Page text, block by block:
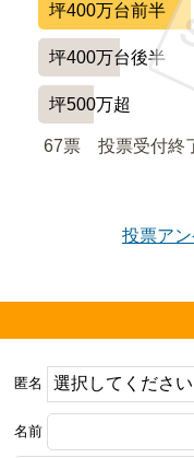
坪400万台前半
坪400万台後半
坪500万超
67票 投票受付終
投票ア
匿名
名前